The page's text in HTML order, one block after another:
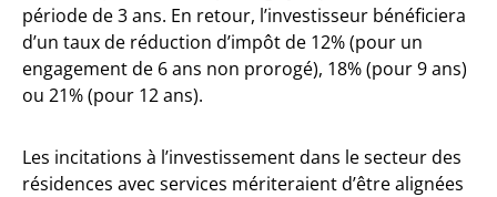
période de 3 ans. En retour, l’investisseur bénéficiera
d’un taux de réduction d’impôt de 12% (pour un
engagement de 6 ans non prorogé), 18% (pour 9 ans)
ou 21% (pour 12 ans).
Les incitations à l’investissement dans le secteur des
résidences avec services mériteraient d’être alignées